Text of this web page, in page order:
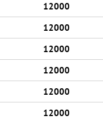
12000
12000
12000
12000
12000
12000